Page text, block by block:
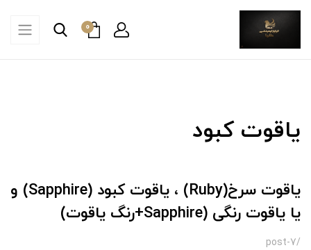
0
یاقوت کبود
یاقوت سرخ(Ruby) ، یاقوت کبود (Sapphire) و
یا یاقوت رنگی (Sapphire+رنگ یاقوت)
/post-7